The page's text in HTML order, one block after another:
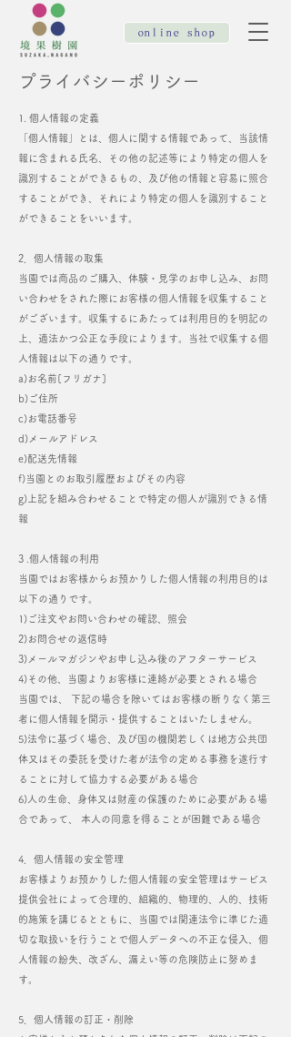
online shop
​プライバシーポリシー
1. 個人情報の定義
「個人情報」とは、個人に関する情報であって、当該情
報に含まれる氏名、その他の記述等により特定の個人を
識別することができるもの、及び他の情報と容易に照合
することができ、それにより特定の個人を識別すること
ができることをいいます。
2．個人情報の取集
当園では商品のご購入、体験・見学のお申し込み、お問
い合わせをされた際にお客様の個人情報を収集すること
がございます。収集するにあたっては利用目的を明記の
上、適法かつ公正な手段によります。当社で収集する個
人情報は以下の通りです。
a)お名前[フリガナ]
b)ご住所
c)お電話番号
d)メールアドレス
e)配送先情報
f)当園とのお取引履歴およびその内容
g)上記を組み合わせることで特定の個人が識別できる情
報
3 .個人情報の利用
当園ではお客様からお預かりした個人情報の利用目的は
以下の通りです。
1)ご注文やお問い合わせの確認、照会
2)お問合せの返信時
3)メールマガジンやお申し込み後のアフターサービス
4)その他、当園よりお客様に連絡が必要とされる場合
当園では、 下記の場合を除いてはお客様の断りなく第三
者に個人情報を開示・提供することはいたしません。
5)法令に基づく場合、及び国の機関若しくは地方公共団
体又はその委託を受けた者が法令の定める事務を遂行す
ることに対して協力する必要がある場合
6)人の生命、身体又は財産の保護のために必要がある場
合であって、 本人の同意を得ることが困難である場合
4．個人情報の安全管理
お客様よりお預かりした個人情報の安全管理はサービス
提供会社によって合理的、組織的、物理的、人的、技術
的施策を講じるとともに、当園では関連法令に準じた適
切な取扱いを行うことで個人データへの不正な侵入、個
人情報の紛失、改ざん、漏えい等の危険防止に努めま
す。
5．個人情報の訂正・削除